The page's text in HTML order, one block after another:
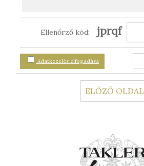
Ellenőrző kód: jprqf
Adatkezelés elfogadása
ELŐZŐ OLDAL